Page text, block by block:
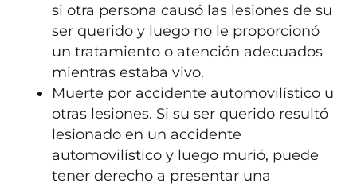
si otra persona causó las lesiones de su
ser querido y luego no le proporcionó
un tratamiento o atención adecuados
mientras estaba vivo.
Muerte por accidente automovilístico u
otras lesiones. Si su ser querido resultó
lesionado en un accidente
automovilístico y luego murió, puede
tener derecho a presentar una